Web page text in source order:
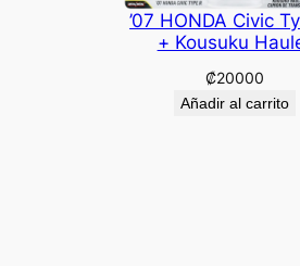
’07 HONDA Civic
+ Kousuku
₡20000
Añadir al carrito